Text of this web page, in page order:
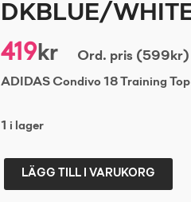
DKBLUE/
419kr Ord. pris (599kr)
ADIDAS Condivo 18 Training
1 i lager
ADIDAS
LÄGG TILL I VARUKORG